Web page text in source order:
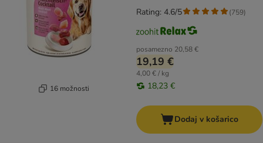
16 možnosti
posamezno 20,58 €
19,19 €
4,00 € / kg
18,23 €
Rating: 4.6/5 (759)
Dodaj v košarico